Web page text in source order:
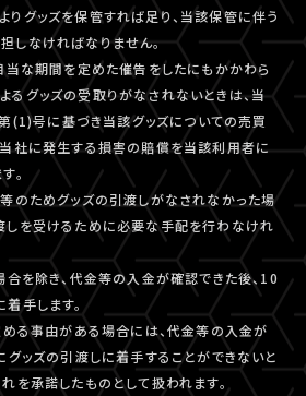
グッズを保管すれば足り、当該保管に伴う
しなければなりません。
な期間を定めた催告をしたにもかかわら
グッズの受取りがなされないときは、当
(1)号に基づき当該グッズについての売買
当社に発生する損害の賠償を当該利用者に
。
のためグッズの引渡しがなされなかった場
しを受けるために必要な手配を行わなけれ
を除き、代金等の入金が確認できた後、10
手します。
る事由がある場合には、代金等の入金が
ッズの引渡しに着手することができないと
を承諾したものとして扱われます。